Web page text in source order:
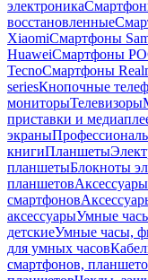
электроника
восстановленные
XiaomiСмартфоны
HuaweiСмартфоны
TecnoСмартфоны
seriesКнопочные
мониторыТелевизоры
приставки и
экраны
книгиПланшеты
планшетыБлокноты
планшетов
смартфонов
аксессуарыУмные
детскиеУмные часы,
для умных часов
смартфонов,